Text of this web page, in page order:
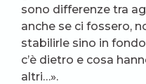
sono differenze tra
anche se ci fossero,
stabilirle sino in
c’è dietro e cosa
altri…».